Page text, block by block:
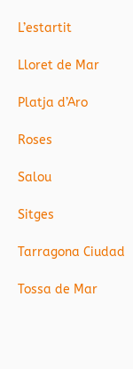
L’estartit
Lloret de Mar
Platja d’Aro
Roses
Salou
Sitges
Tarragona Ciudad
Tossa de Mar